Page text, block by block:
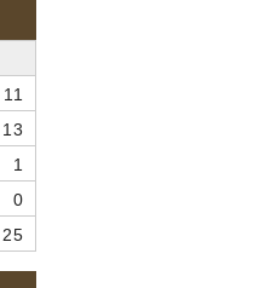
11
13
1
0
25